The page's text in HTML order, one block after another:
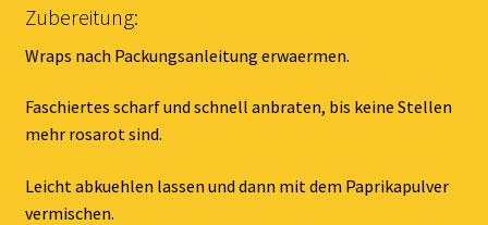
Zubereitung:
Wraps nach Packungsanleitung erwaermen.
Faschiertes scharf und schnell anbraten, bis keine Stellen
mehr rosarot sind.
Leicht abkuehlen lassen und dann mit dem Paprikapulver
vermischen.